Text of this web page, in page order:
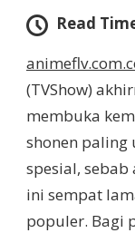
Read
(TVShow)
membuka
shonen paling
spesial,
ini sempat
populer. Bagi